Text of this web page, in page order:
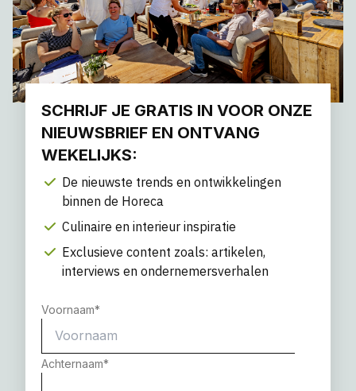
SCHRIJF JE GRATIS IN VOOR ONZE
NIEUWSBRIEF EN ONTVANG
WEKELIJKS:
De nieuwste trends en ontwikkelingen
binnen de Horeca
Culinaire en interieur inspiratie
Exclusieve content zoals: artikelen,
interviews en ondernemersverhalen
Voornaam*
Achternaam*